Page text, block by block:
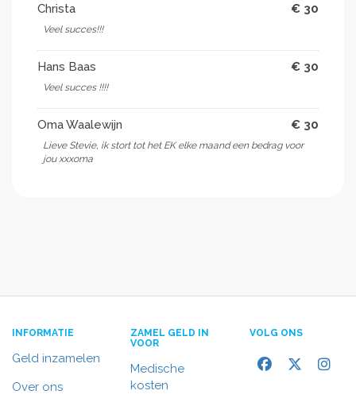
Christa € 30
Veel succes!!!
Hans Baas € 30
Veel succes !!!!
Oma Waalewijn € 30
Lieve Stevie, ik stort tot het EK elke maand een bedrag voor
jou xxxoma
INFORMATIE
Geld inzamelen
Over ons
ZAMEL GELD IN
VOOR
Medische
kosten
VOLG ONS